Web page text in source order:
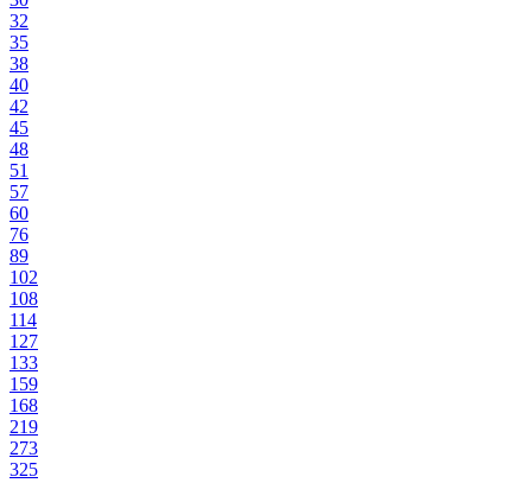
32
35
38
40
42
45
48
51
57
60
76
89
102
108
114
127
133
159
168
219
273
325